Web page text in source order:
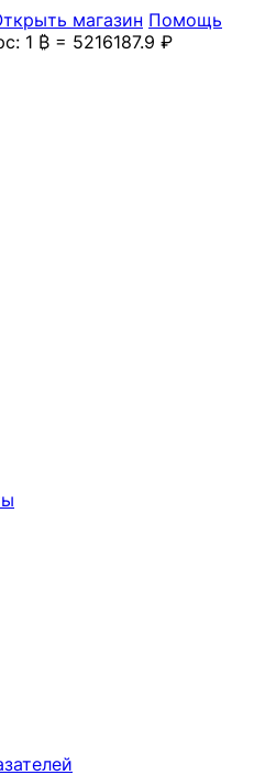
магазин Помощь
1 ₿ = 5216187.9 ₽